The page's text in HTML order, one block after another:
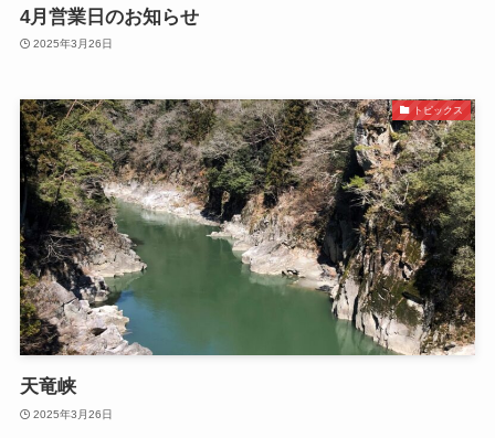
4月営業日のお知らせ
2025年3月26日
トピックス
天竜峡
2025年3月26日